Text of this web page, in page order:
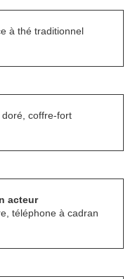
à thé traditionnel
coffre-fort
acteur
téléphone à cadran